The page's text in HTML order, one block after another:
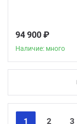
94 900 ₽
Наличие: много
1 2 3